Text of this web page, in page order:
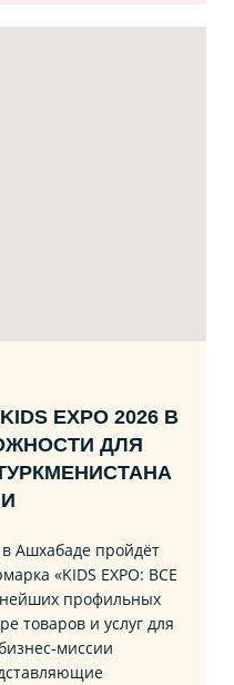
EXPO 2026 В
ДЛЯ
в Ашхабаде пройдёт
«KIDS EXPO: ВСЕ
профильных
товаров и услуг для